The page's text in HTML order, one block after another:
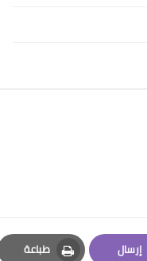
إرسال طباعة